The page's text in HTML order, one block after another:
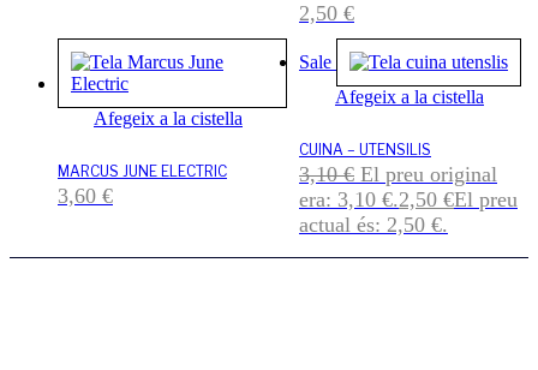
2,50 €
Afegeix a la cistella
MARCUS JUNE ELECTRIC
3,60 €
Sale
Afegeix a la cistella
CUINA – UTENSILIS
3,10€ El preu original
era: 3,10 €.2,50 €El preu
actual és: 2,50 €.